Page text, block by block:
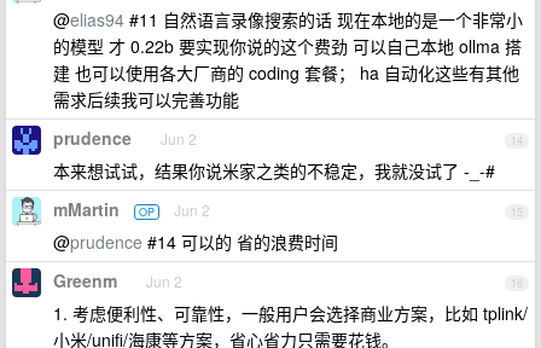
@elias94 #11 自然语言录像搜索的话 现在本地的是一个非常小
的模型 才 0.22b 要实现你说的这个费劲 可以自己本地 ollma 搭
建 也可以使用各大厂商的 coding 套餐； ha 自动化这些有其他
需求后续我可以完善功能
14
prudence Jun 2
本来想试试，结果你说米家之类的不稳定，我就没试了 -_-#
15
mMartin OP Jun 2
@prudence #14 可以的 省的浪费时间
16
Greenm Jun 2
1. 考虑便利性、可靠性，一般用户会选择商业方案，比如 tplink/
小米/unifi/海康等方案，省心省力只需要花钱。